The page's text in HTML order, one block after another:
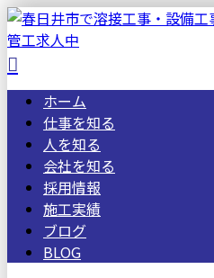
ホーム
仕事を知る
人を知る
会社を知る
採用情報
施工実績
ブログ
BLOG